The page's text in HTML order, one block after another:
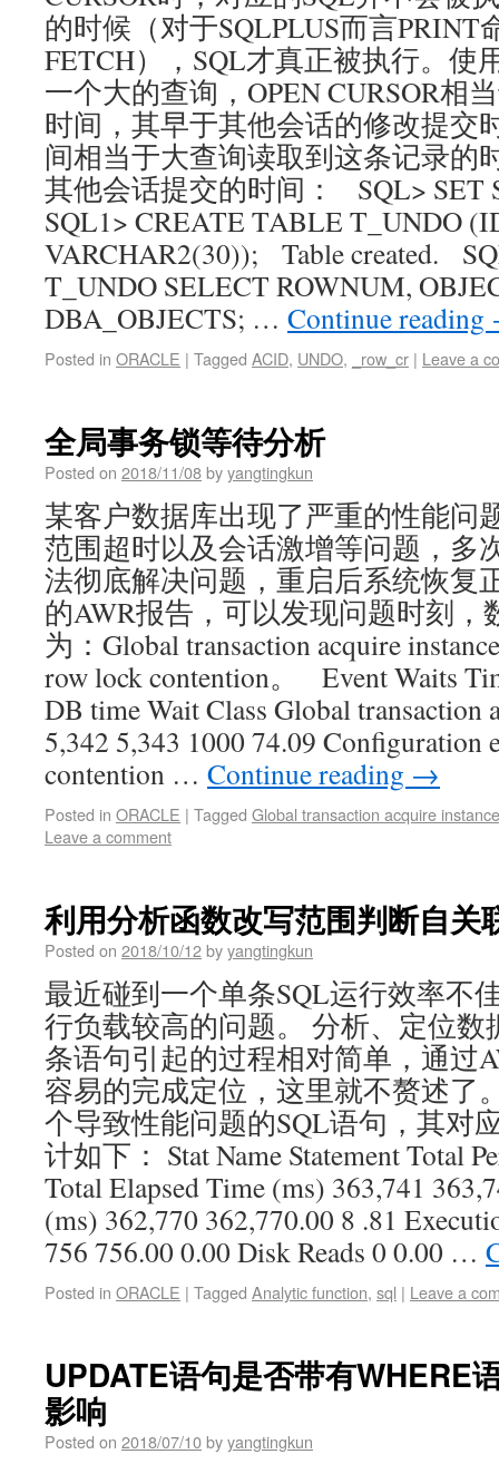
的时候（对于SQLPLUS而言PRINT
FETCH），SQL才真正被执行。使
一个大的查询，OPEN CURSOR相
时间，其早于其他会话的修改提交
间相当于大查询读取到这条记录的
其他会话提交的时间： SQL> SET
SQL1> CREATE TABLE T_UNDO
VARCHAR2(30)); Table created.
T_UNDO SELECT ROWNUM,
DBA_OBJECTS; … Continue reading
Posted in ORACLE | Tagged ACID, UNDO, _row_cr | Leave a
全局事务锁等待分析
Posted on 2018/11/08byyangtingkun
某客户数据库出现了严重的性能问
范围超时以及会话激增等问题，多
法彻底解决问题，重启后系统恢复
的AWR报告，可以发现问题时刻，
为：Global transaction acquire
row lock contention。 Event Waits
DB time Wait Class Global transaction
5,342 5,343 1000 74.09 Configuration
contention … Continue reading →
Posted in ORACLE | Tagged Global transaction acquire
Leave a comment
利用分析函数改写范围判断自关
Posted on 2018/10/12byyangtingkun
最近碰到一个单条SQL运行效率不
行负载较高的问题。 分析、定位
条语句引起的过程相对简单，通过
容易的完成定位，这里就不赘述了
个导致性能问题的SQL语句，其对
计如下： Stat Name Statement Total
Total Elapsed Time (ms) 363,741
(ms) 362,770 362,770.00 8 .81
756 756.00 0.00 Disk Reads 0 0.00 …
Posted in ORACLE | Tagged Analytic function, sql | Leave a
UPDATE语句是否带有WHERE
影响
Posted on 2018/07/10byyangtingkun